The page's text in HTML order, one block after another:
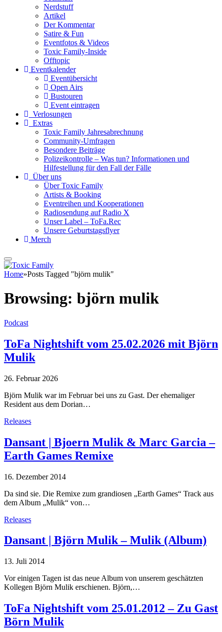
Nerdstuff
Artikel
Der Kommentar
Satire & Fun
Eventfotos & Videos
Toxic Family-Inside
Offtopic
Eventkalender
Eventübersicht
Open Airs
Bustouren
Event eintragen
Verlosungen
Extras
Toxic Family Jahresabrechnung
Community-Umfragen
Besondere Beiträge
Polizeikontrolle – Was tun? Informationen und
Hilfestellung für den Fall der Fälle
Über uns
Über Toxic Family
Artists & Booking
Eventreihen und Kooperationen
Radiosendung auf Radio X
Unser Label – ToFa.Rec
Unsere Geburtstagsflyer
Merch
Home»Posts Tagged "björn mulik"
Browsing: björn mulik
Podcast
ToFa Nightshift vom 25.02.2026 mit Björn
Mulik
26. Februar 2026
Björn Mulik war im Februar bei uns zu Gast. Der ehemaliger
Resident aus dem Dorian…
Releases
Dansant | Bjoern Mulik & Marc Garcia –
Earth Games Remixe
16. Dezember 2014
Da sind sie. Die Remixe zum grandiosen „Earth Games“ Track aus
dem Album „Mulik“ von…
Releases
Dansant | Björn Mulik – Mulik (Album)
13. Juli 2014
Vor einigen Tagen ist das neue Album von unserem geschätzten
Kollegen Björn Mulik erschienen. Björn,…
ToFa Nightshift vom 25.01.2012 – Zu Gast
Börn Mulik